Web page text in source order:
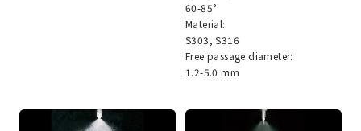
60-85°
Material:
S303, S316
Free passage diameter:
1.2-5.0 mm